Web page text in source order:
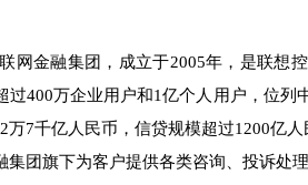
网金融集团，成立于2005年，是联想
过400万企业用户和1亿个人用户，位
7千亿人民币，信贷规模超过1200亿人
团旗下为客户提供各类咨询、投诉处